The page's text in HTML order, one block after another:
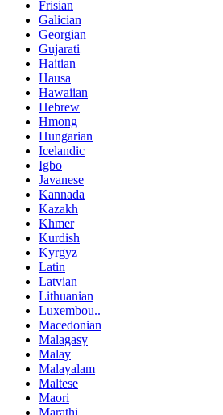
Frisian
Galician
Georgian
Gujarati
Haitian
Hausa
Hawaiian
Hebrew
Hmong
Hungarian
Icelandic
Igbo
Javanese
Kannada
Kazakh
Khmer
Kurdish
Kyrgyz
Latin
Latvian
Lithuanian
Luxembou..
Macedonian
Malagasy
Malay
Malayalam
Maltese
Maori
Marathi